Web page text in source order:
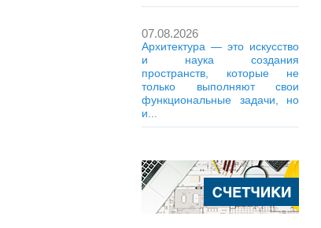
07.08.2026
Архитектура — это искусство
и наука создания
пространств, которые не
только выполняют свои
функциональные задачи, но
и...